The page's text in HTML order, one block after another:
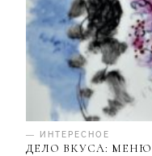
— ИНТЕРЕСНОЕ
ДЕЛО ВКУСА: